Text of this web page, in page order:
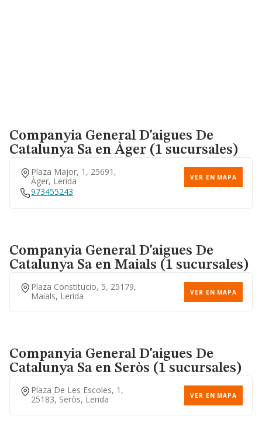
Companyia General D'aigues De
Catalunya Saen Àger (1 sucursales)
Plaza Major, 1, 25691,
Àger, Lerida
VER EN MAPA
973455243
Companyia General D'aigues De
Catalunya Saen Maials (1 sucursales)
Plaza Constitucio, 5, 25179,
Maials, Lerida
VER EN MAPA
Companyia General D'aigues De
Catalunya Saen Seròs (1 sucursales)
Plaza De Les Escoles, 1,
25183, Seròs, Lerida
VER EN MAPA